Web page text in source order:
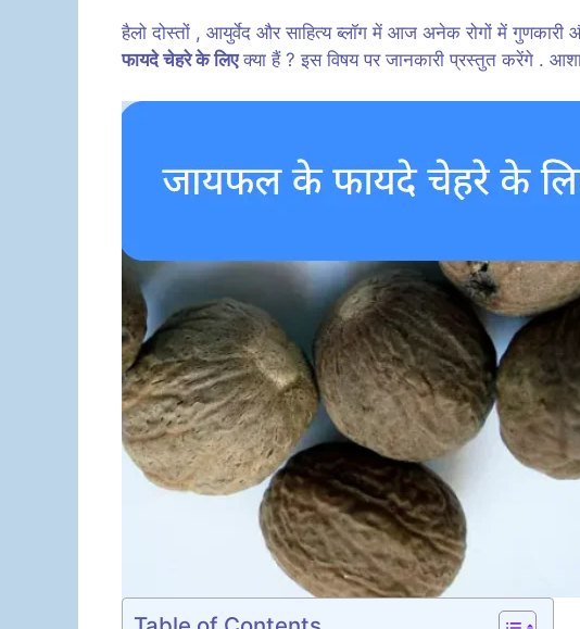
हैलो दोस्तों , आयुर्वेद और साहित्य ब्लॉग में आज अनेक रोगों में
फायदे चेहरे के लिएक्या हैं ? इस विषय पर जानकारी प्रस्तुत करेंगे .